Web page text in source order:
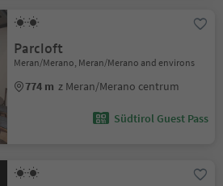
Parcloft
Meran/Merano, Meran/Merano and environs
774 m z Meran/Merano centrum
Südtirol Guest Pass